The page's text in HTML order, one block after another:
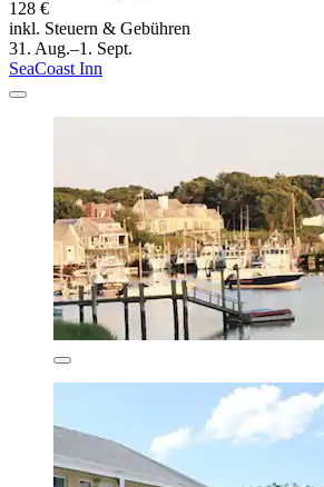
128 €
inkl. Steuern & Gebühren
31. Aug.–1. Sept.
SeaCoast Inn